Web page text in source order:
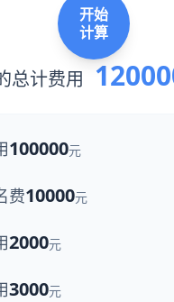
开始
计算
总计费用
100000元
费10000元
2000元
3000元